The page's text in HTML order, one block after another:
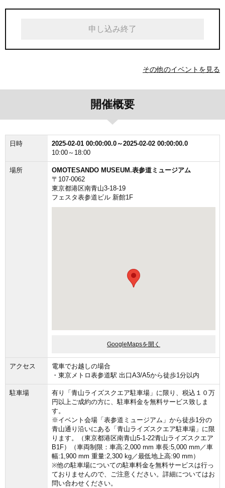
申し込み終了
その他のイベントを見る
開催概要
日時
2025-02-01 00:00:00.0～2025-02-02 00:00:00.0
10:00～18:00
場所
OMOTESANDO MUSEUM.表参道ミュージアム
〒107-0062
東京都港区南青山3-18-19
フェスタ表参道ビル 新館1F
GoogleMapsを開く
アクセス
電車でお越しの場合
・東京メトロ表参道駅 出口A3/A5から徒歩1分以内
駐車場
有り「青山ライズスクエア駐車場」に限り、税込１０万
円以上ご成約の方に、駐車料金を無料サービス致しま
す。
※イベント会場「表参道ミュージアム」から徒歩1分の
青山通り沿いにある「青山ライズスクエア駐車場」に限
ります。（東京都港区南青山5-1-22青山ライズスクエア
B1F）（車両制限：車高:2,000 mm 車長:5,000 mm／車
幅:1,900 mm 重量:2,300 kg／最低地上高:90 mm）
※他の駐車場についての駐車料金を無料サービスは行っ
ておりませんので、ご注意ください。詳細についてはお
問い合わせください。